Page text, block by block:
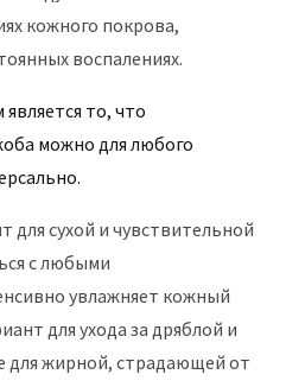
кожного покрова,
воспалениях.
то, что
можно для любого
для сухой и чувствительной
с любыми
увлажняет кожный
для ухода за дряблой и
для жирной, страдающей от